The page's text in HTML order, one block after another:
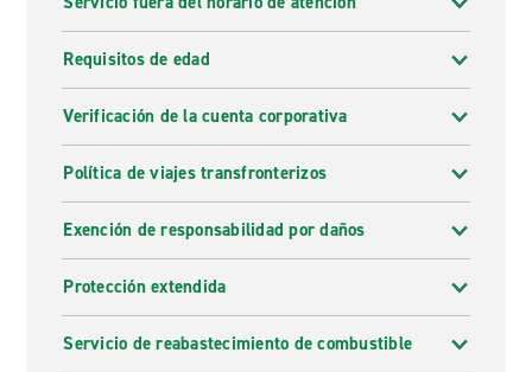
Requisitos de edad
Verificación de la cuenta corporativa
Política de viajes transfronterizos
Exención de responsabilidad por daños
Protección extendida
Servicio de reabastecimiento de combustible